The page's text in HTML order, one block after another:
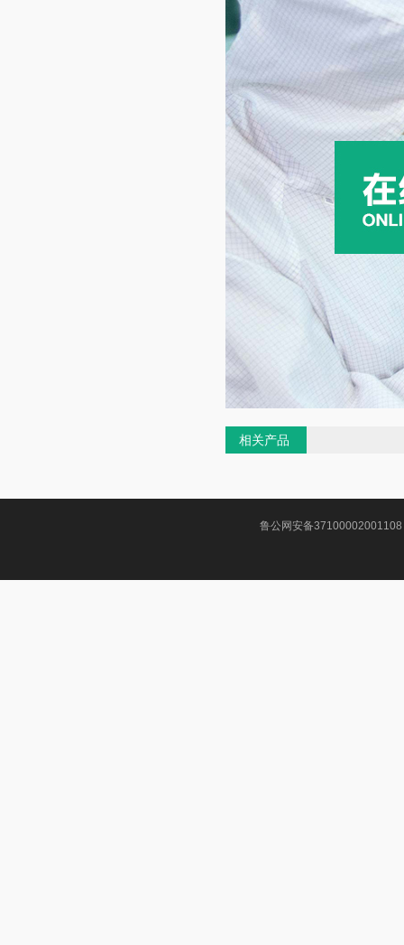
相关产品
鲁公网安备37100002001108